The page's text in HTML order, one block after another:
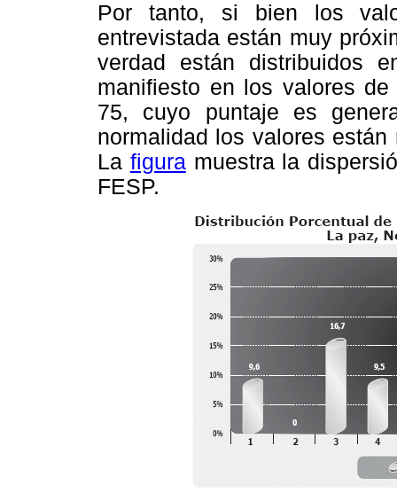
Por tanto, si bien los
entrevistada están muy
verdad están distribuidos
manifiesto en los valores
75, cuyo puntaje es
normalidad los valores
La figuramuestra la
FESP.